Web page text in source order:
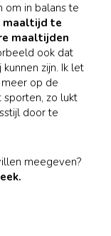
om in balans te
maaltijd te
maaltijden
ook dat
zijn. Ik let
op de
sporten, zo lukt
door te
meegeven?